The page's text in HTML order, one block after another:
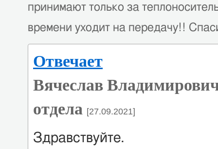
принимают только за
времени уходит на передачу!!
Отвечает
Вячеслав
отдела [27.09.2021]
Здравствуйте.